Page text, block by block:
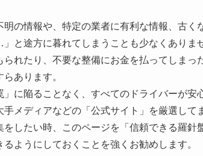
の情報や、特定の業者に有利な情報、古く
と途方に暮れてしまうことも少なくありま
れたり、不要な整備にお金を払ってしまっ
あります。
に陥ることなく、すべてのドライバーが安
メディアなどの「公式サイト」を厳選して
したい時、このページを「信頼できる羅針
ようにしておくことを強くお勧めします。